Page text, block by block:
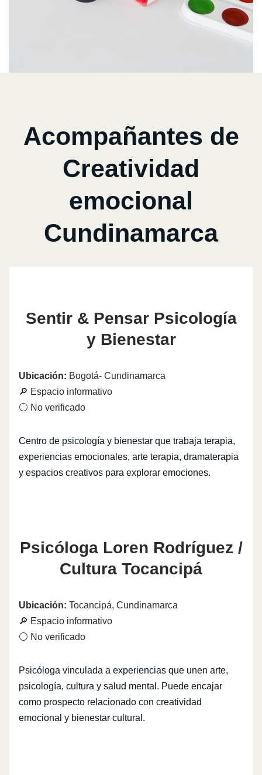
Acompañantes de
Creatividad
emocional
Cundinamarca
Sentir & Pensar Psicología
y Bienestar
Ubicación: Bogotá- Cundinamarca
🔎 Espacio informativo
⚪ No verificado
Centro de psicología y bienestar que trabaja terapia,
experiencias emocionales, arte terapia, dramaterapia
y espacios creativos para explorar emociones.
Psicóloga Loren Rodríguez /
Cultura Tocancipá
Ubicación: Tocancipá, Cundinamarca
🔎 Espacio informativo
⚪ No verificado
Psicóloga vinculada a experiencias que unen arte,
psicología, cultura y salud mental. Puede encajar
como prospecto relacionado con creatividad
emocional y bienestar cultural.